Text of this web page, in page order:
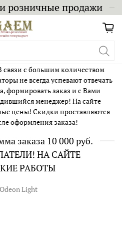
розничные продажи
с большим количеством
не всегда успевают отвечать
формировать заказ и с Вами
менеджер! На сайте
цены! Скидки проставляются
оформления заказа!
заказа 10 000 руб.
НА САЙТЕ
РАБОТЫ
Odeon Light